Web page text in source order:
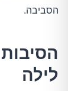
הסביבה.
לילה